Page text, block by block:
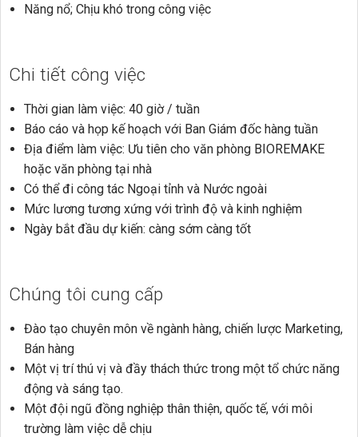
Năng nổ; Chịu khó trong công việc
Chi tiết công việc
Thời gian làm việc: 40 giờ / tuần
Báo cáo và họp kế hoạch với Ban Giám đốc hàng tuần
Địa điểm làm việc: Ưu tiên cho văn phòng BIOREMAKE
hoặc văn phòng tại nhà
Có thể đi công tác Ngoại tỉnh và Nước ngoài
Mức lương tương xứng với trình độ và kinh nghiệm
Ngày bắt đầu dự kiến: càng sớm càng tốt
Chúng tôi cung cấp
Đào tạo chuyên môn về ngành hàng, chiến lược Marketing,
Bán hàng
Một vị trí thú vị và đầy thách thức trong một tổ chức năng
động và sáng tạo.
Một đội ngũ đồng nghiệp thân thiện, quốc tế, với môi
trường làm việc dễ chịu